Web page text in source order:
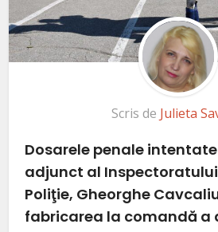
Scris de Julieta
Dosarele penale
adjunct al
Poliţie, Gheorghe
fabricarea la comandă a